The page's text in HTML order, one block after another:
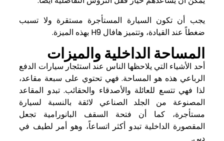
يجب أن تكون السيارة المستأجرة مستقرة ولا تسبب
ضغطاً عند القيادة، وتتميز هافال H9 بهذه الميزة.
المساحة الداخلية والميزات
أحد الأشياء التي يلاحظها الناس عند استئجار سيارات الدفع
الرباعي هذه هو المساحة. فهي تحتوي على سبعة مقاعد،
لذا فهي تتسع للعائلة والأصدقاء والحقائب. تبدو المقاعد
المصنوعة من الجلد الصناعي لائقة بالنسبة لسيارة
مستأجرة، كما أن فتحة السقف البانورامية تجعل
المقصورة الداخلية تبدو أكثر اتساعاً، وهو أمر لطيف في
دبي.